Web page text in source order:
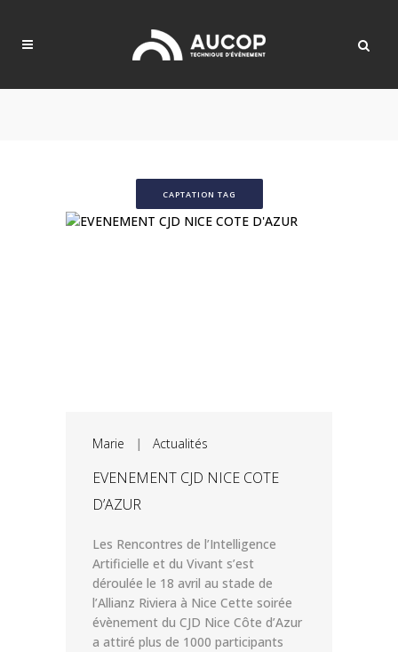
CAPTATION TAG
Marie | Actualités
EVENEMENT CJD NICE COTE
D’AZUR
Les Rencontres de l’Intelligence
Artificielle et du Vivant s’est
déroulée le 18 avril au stade de
l’Allianz Riviera à Nice Cette soirée
évènement du CJD Nice Côte d’Azur
a attiré plus de 1000 participants